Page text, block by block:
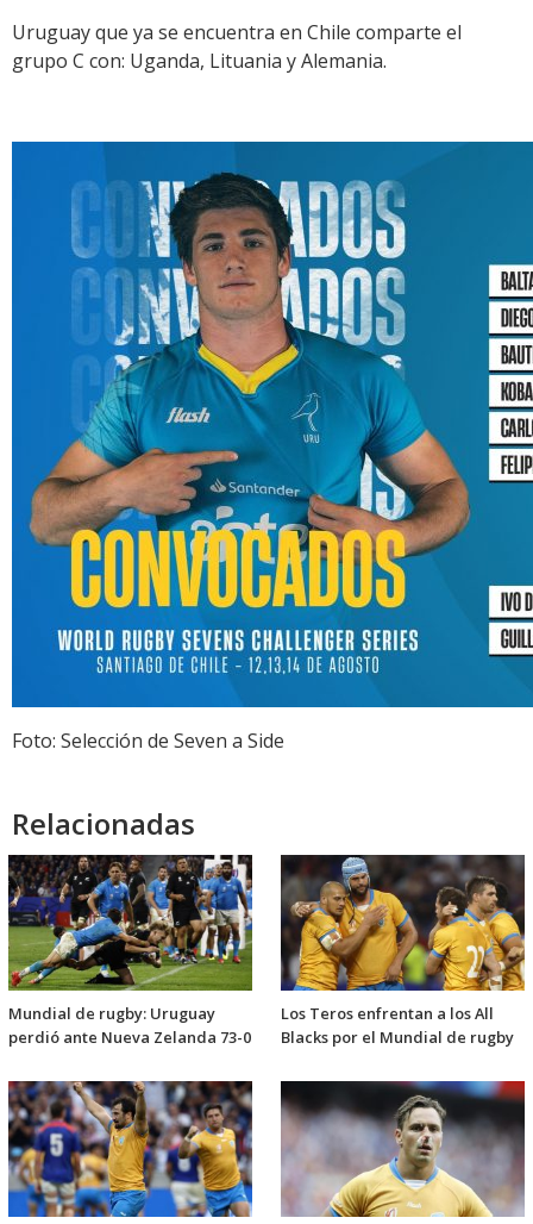
Uruguay que ya se encuentra en Chile comparte el
grupo C con: Uganda, Lituania y Alemania.
Foto: Selección de Seven a Side
Relacionadas
Mundial de rugby: Uruguay
perdió ante Nueva Zelanda 73-0
Los Teros enfrentan a los All
Blacks por el Mundial de rugby